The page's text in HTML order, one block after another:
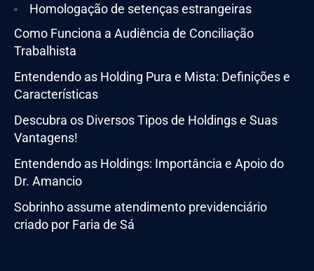
Homologação de setenças estrangeiras
Como Funciona a Audiência de Conciliação
Trabalhista
Entendendo as Holding Pura e Mista: Definições e
Características
Descubra os Diversos Tipos de Holdings e Suas
Vantagens!
Entendendo as Holdings: Importância e Apoio do
Dr. Amancio
Sobrinho assume atendimento previdenciário
criado por Faria de Sá